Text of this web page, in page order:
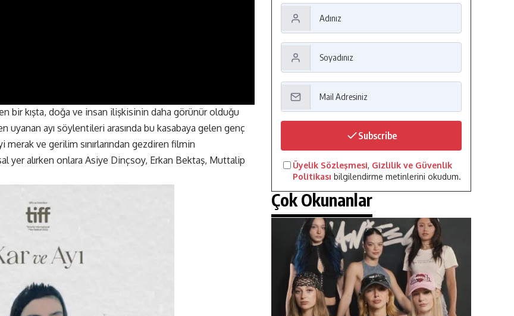
bir kışta, doğa ve insan ilişkisinin daha görünür olduğu
uyanan ayı söylentileri arasında bu kasabaya gelen genç
ve gerilim sınırlarından gezdiren filmin
yer alırken onlara Asiye Dinçsoy, Erkan Bektaş, Muttalip
Subscribe
Üyelik Sözleşmesi, Gizlilik ve Güvenlik
Politikası bilgilendirme metinlerini okudum.
Çok Okunanlar